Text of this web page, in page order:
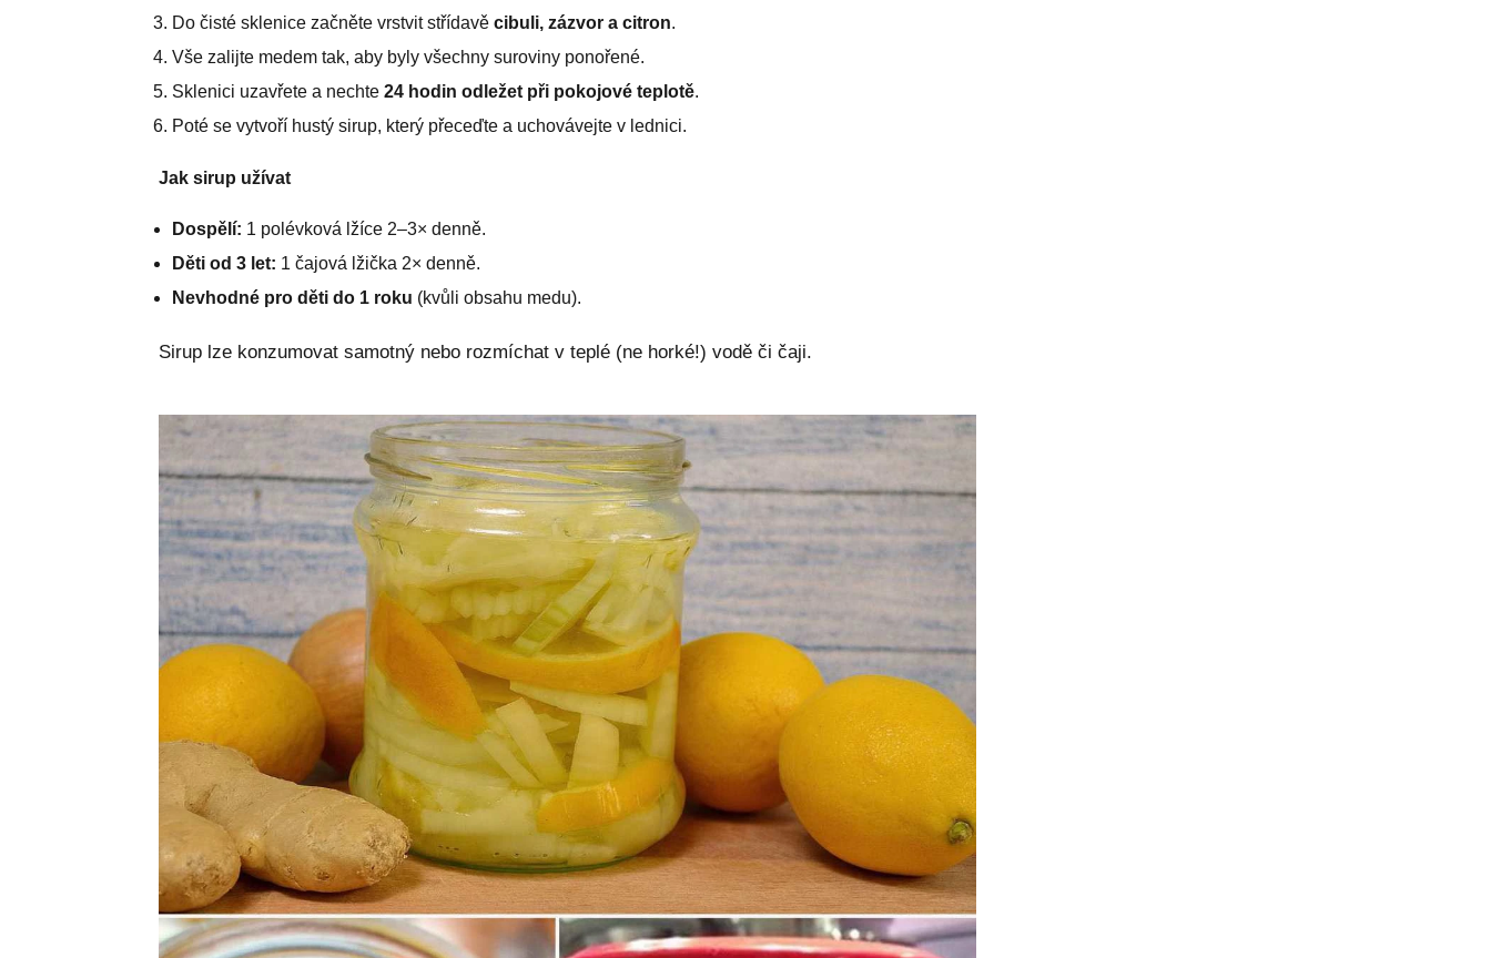
Do čisté sklenice začněte vrstvit střídavě cibuli, zázvor a citron.
Vše zalijte medem tak, aby byly všechny suroviny ponořené.
Sklenici uzavřete a nechte 24 hodin odležet při pokojové teplotě.
Poté se vytvoří hustý sirup, který přeceďte a uchovávejte v lednici.
Jak sirup užívat
Dospělí: 1 polévková lžíce 2–3× denně.
Děti od 3 let: 1 čajová lžička 2× denně.
Nevhodné pro děti do 1 roku (kvůli obsahu medu).
Sirup lze konzumovat samotný nebo rozmíchat v teplé (ne horké!) vodě či čaji.